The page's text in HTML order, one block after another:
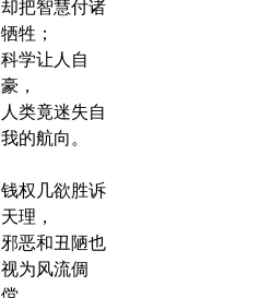
却把智慧付诸
牺牲；
科学让人自
豪，
人类竟迷失自
我的航向。
钱权几欲胜诉
天理，
邪恶和丑陋也
视为风流倜